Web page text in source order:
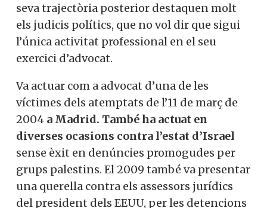
seva trajectòria posterior destaquen molt
els judicis polítics, que no vol dir que sigui
l’única activitat professional en el seu
exercici d’advocat.
Va actuar com a advocat d’una de les
víctimes dels atemptats de l’11 de març de
2004 a Madrid. També ha actuat en
diverses ocasions contra l’estat d’Israel
sense èxit en denúncies promogudes per
grups palestins. El 2009 també va presentar
una querella contra els assessors jurídics
del president dels EEUU, per les detencions